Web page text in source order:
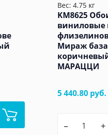
Вес: 4.75 кг
KM8625
виниловые
Мираж
МАРАЦЦИ
5 440.80 руб.
– +